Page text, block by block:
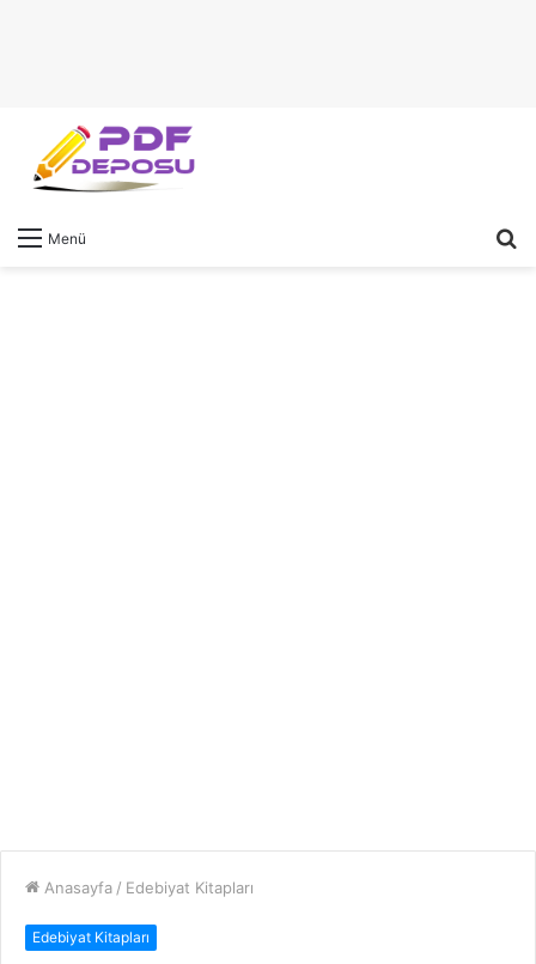
Menü
Anasayfa / Edebiyat Kitapları
Edebiyat Kitapları